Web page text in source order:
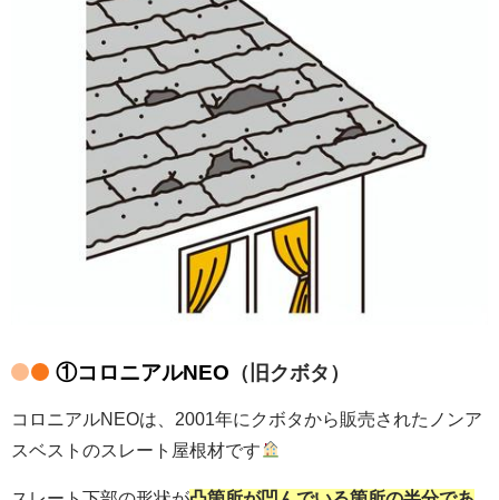
①コロニアルNEO （旧クボタ）
コロニアルNEOは、2001年にクボタから販売されたノンア
スベストのスレート屋根材です